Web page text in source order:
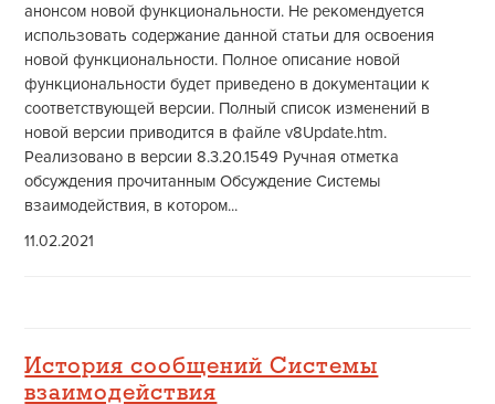
анонсом новой функциональности. Не рекомендуется
использовать содержание данной статьи для освоения
новой функциональности. Полное описание новой
функциональности будет приведено в документации к
соответствующей версии. Полный список изменений в
новой версии приводится в файле v8Update.htm.
Реализовано в версии 8.3.20.1549 Ручная отметка
обсуждения прочитанным Обсуждение Системы
взаимодействия, в котором...
11.02.2021
История сообщений Системы
взаимодействия